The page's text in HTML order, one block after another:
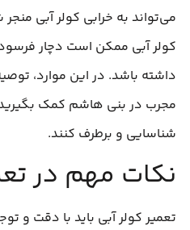
می‌تواند به خرابی کولر آبی
کولر آبی ممکن است دچار
داشته باشد. در این موارد،
مجرب در بنی هاشم کمک
شناسایی و برطرف کنند.
نکات مهم در
تعمیر کولر آبی باید با دقت و